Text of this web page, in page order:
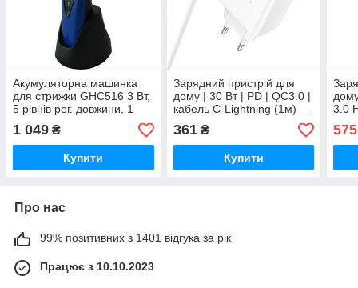
Акумуляторна машинка
для стрижки GHC516 3 Вт,
5 рівнів рег. довжини, 1
змінний гребень, тип
батареї Ni-MN, колір
синій-чорний
1 049 ₴
Купити
Зарядний пристрій для
дому | 30 Вт | PD | QC3.0 |
кабель C-Lightning (1м) —
Hoco CS42A — білий
361₴
Купити
3.0
Про нас
99% позитивних з 1401 відгука за рік
Працює з 10.10.2023